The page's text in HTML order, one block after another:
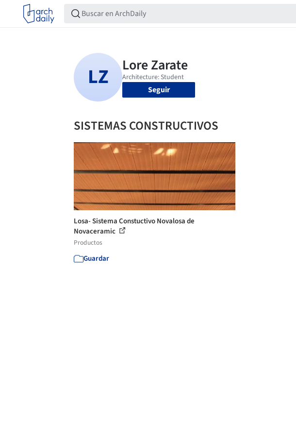
Seguir
SISTEMAS CONSTRUCTIVOS
Losa- Sistema Constuctivo Novalosa de
Novaceramic
Productos
Guardar